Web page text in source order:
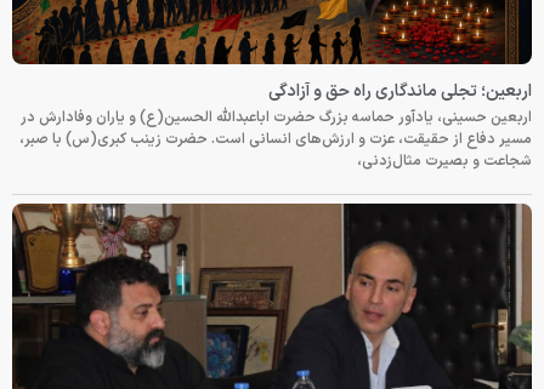
اربعین؛ تجلی ماندگاری راه حق و آزادگی
اربعین حسینی، یادآور حماسه بزرگ حضرت اباعبدالله الحسین(ع) و یاران وفادارش در
مسیر دفاع از حقیقت، عزت و ارزش‌های انسانی است. حضرت زینب کبری(س) با صبر،
شجاعت و بصیرت مثال‌زدنی،